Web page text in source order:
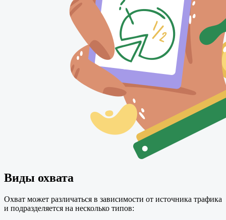
Виды охвата
Охват может различаться в зависимости от источника трафика
и подразделяется на несколько типов: